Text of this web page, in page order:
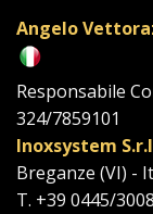
Angelo
Responsabile
324/7859101
Inoxsystem
Breganze (VI) -
T. +39 0445/